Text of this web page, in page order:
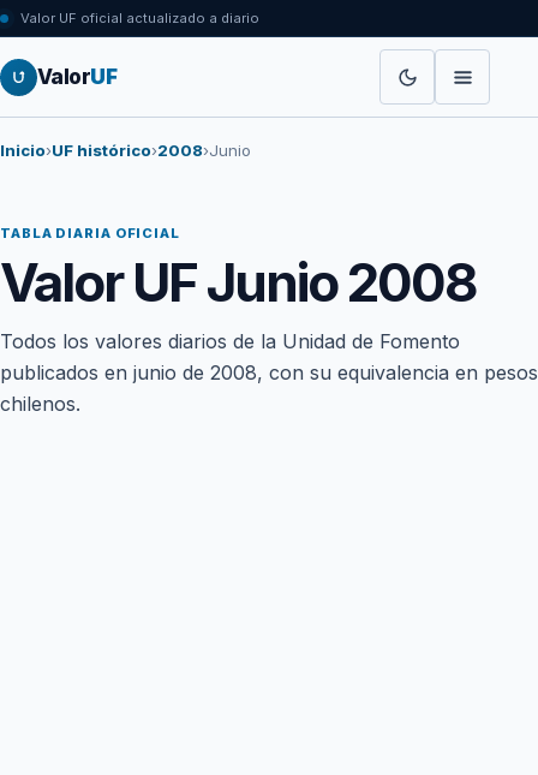
Valor UF oficial actualizado a diario
ValorUF
Inicio›UF histórico›2008›Junio
TABLA DIARIA OFICIAL
Valor UF Junio 2008
Todos los valores diarios de la Unidad de Fomento
publicados en junio de 2008, con su equivalencia en pesos
chilenos.